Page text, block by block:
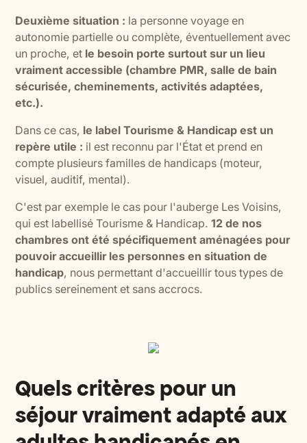
Deuxième situation : la personne voyage en
autonomie partielle ou complète, éventuellement avec
un proche, et le besoin porte surtout sur un lieu
vraiment accessible (chambre PMR, salle de bain
sécurisée, cheminements, activités adaptées,
etc.).
Dans ce cas, le label Tourisme & Handicap est un
repère utile : il est reconnu par l'État et prend en
compte plusieurs familles de handicaps (moteur,
visuel, auditif, mental).
C'est par exemple le cas pour l'auberge Les Voisins,
qui est labellisé Tourisme & Handicap.12 de nos
chambres ont été spécifiquement aménagées pour
pouvoir accueillir les personnes en situation de
handicap, nous permettant d'accueillir tous types de
publics sereinement et sans accrocs.
Quels critères pour un
séjour vraiment adapté aux